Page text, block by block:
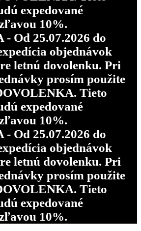
expedované
10%.
Od 25.07.2026 do
objednávok
letnú dovolenku. Pri
prosím použite
Tieto
expedované
10%.
Od 25.07.2026 do
objednávok
letnú dovolenku. Pri
prosím použite
Tieto
expedované
10%.